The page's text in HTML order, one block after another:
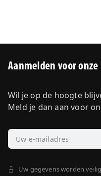
Aanmelden voor
Wil je op de hoogte
Meld je dan aan voor
Uw gegevens worden